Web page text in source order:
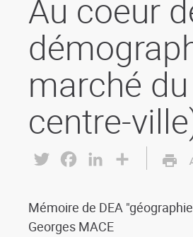
Au coeur
marché
centre-
Twitter FacebookLinkedIn
Mémoire de DEA
Georges MACE